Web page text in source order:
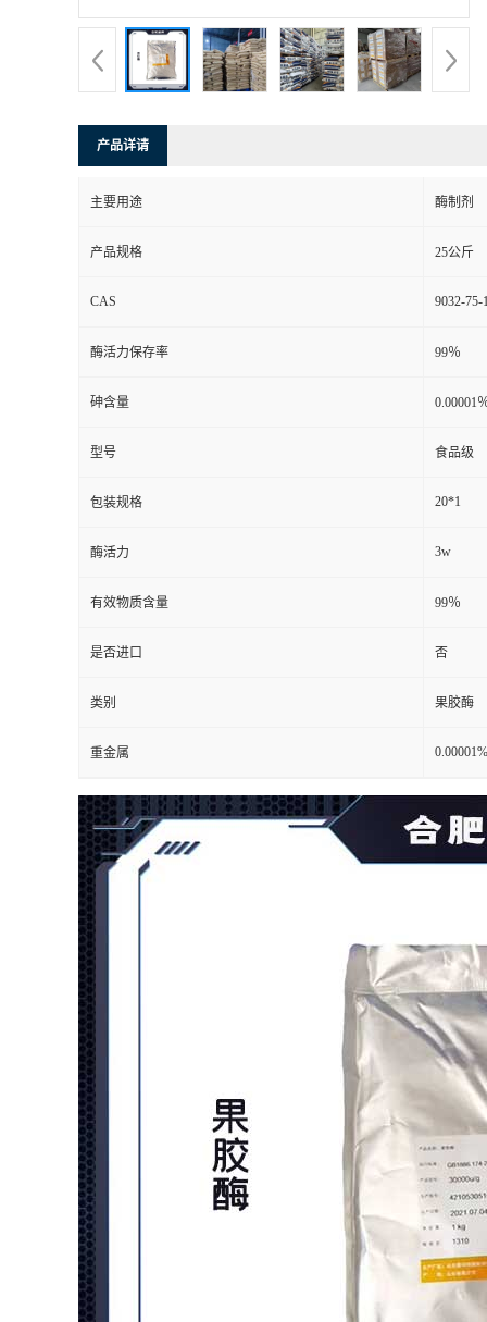
产品详请
主要用途 酶制剂
产品规格 25公斤
CAS 9032-75-
酶活力保存率 99％
砷含量 0.00001
型号 食品级
包装规格 20*1
酶活力 3w
有效物质含量 99％
是否进口 否
类别 果胶酶
重金属 0.00001%